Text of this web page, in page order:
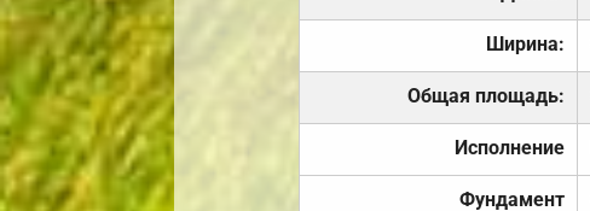
Ширина:
Общая площадь:
Исполнение
Фундамент